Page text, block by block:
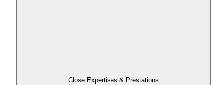
Close Expertises & Prestations